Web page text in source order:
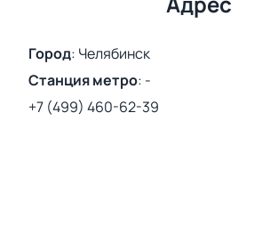
Город: Челябинск
Станция метро: -
+7 (499) 460-62-39